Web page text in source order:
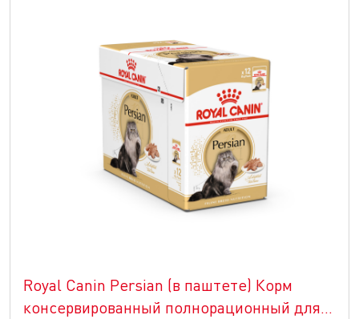
Royal Canin Persian (в паштете) Корм
консервированный полнорационный для